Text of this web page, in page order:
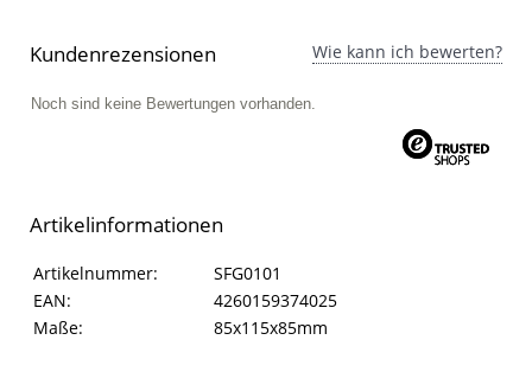
Kundenrezensionen Wie kann ich bewerten?
Noch sind keine Bewertungen vorhanden.
Artikelinformationen
Artikelinformationen
Eigenschaft Wert
Artikelnummer:
SFG0101
EAN:
4260159374025
Maße:
85x115x85mm